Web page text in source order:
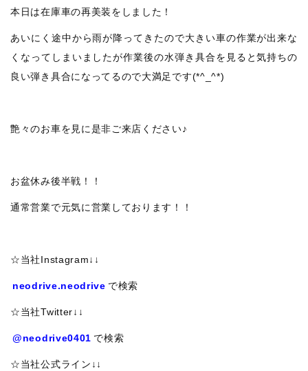
本日は在庫車の再美装をしました！
あいにく途中から雨が降ってきたので大きい車の作業が出来な
くなってしまいましたが作業後の水弾き具合を見ると気持ちの
良い弾き具合になってるので大満足です(*^_^*)
艶々のお車を見に是非ご来店ください♪
お盆休み後半戦！！
通常営業で元気に営業しております！！
☆当社Instagram↓↓
neodrive.neodrive で検索
☆当社Twitter↓↓
@neodrive0401 で検索
☆当社公式ライン↓↓